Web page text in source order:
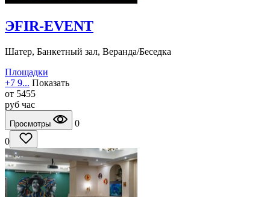
ЭFIR-EVENT
Шатер, Банкетный зал, Веранда/Беседка
Площадки
+7 9... Показать
от 5455
руб час
Просмотры
0
0